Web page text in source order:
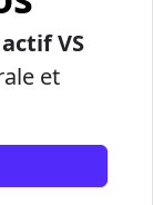
VS
et